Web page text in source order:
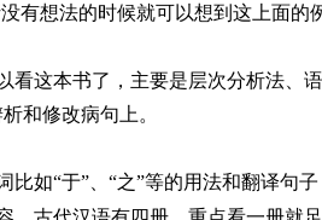
有想法的时候就可以想到这上面的
看这本书了，主要是层次分析法
和修改病句上。
比如“于”、“之”等的用法和翻译句子